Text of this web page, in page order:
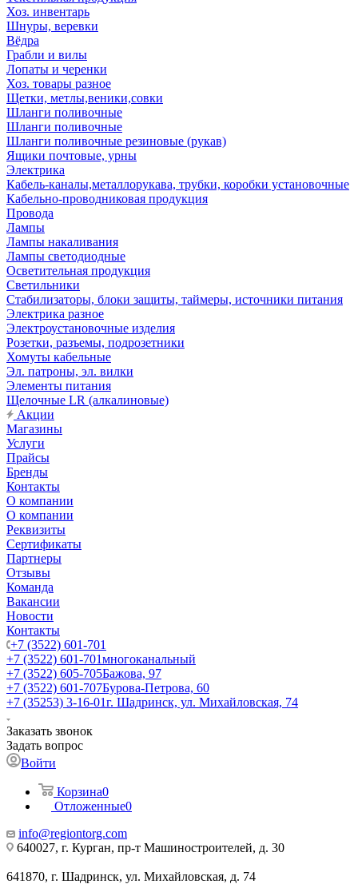
Хоз. инвентарь
Шнуры, веревки
Вёдра
Грабли и вилы
Лопаты и черенки
Хоз. товары разное
Щетки, метлы,веники,совки
Шланги поливочные
Шланги поливочные
Шланги поливочные резиновые (рукав)
Ящики почтовые, урны
Электрика
Кабель-каналы,металлорукава, трубки, коробки установочные
Кабельно-проводниковая продукция
Провода
Лампы
Лампы накаливания
Лампы светодиодные
Осветительная продукция
Светильники
Стабилизаторы, блоки защиты, таймеры, источники питания
Электрика разное
Электроустановочные изделия
Розетки, разъемы, подрозетники
Хомуты кабельные
Эл. патроны, эл. вилки
Элементы питания
Щелочные LR (алкалиновые)
Акции
Магазины
Услуги
Прайсы
Бренды
Контакты
О компании
О компании
Реквизиты
Сертификаты
Партнеры
Отзывы
Команда
Вакансии
Новости
Контакты
+7 (3522) 601-701
+7 (3522) 601-701многоканальный
+7 (3522) 605-705Бажова, 97
+7 (3522) 601-707Бурова-Петрова, 60
+7 (35253) 3-16-01г. Шадринск, ул. Михайловская, 74
Заказать звонок
Задать вопрос
Войти
Корзина0
Отложенные0
info@regiontorg.com
640027, г. Курган, пр-т Машиностроителей, д. 30
641870, г. Шадринск, ул. Михайловская, д. 74